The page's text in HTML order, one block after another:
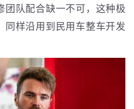
团队配合缺一不可，这种极
同样沿用到民用车整车开发